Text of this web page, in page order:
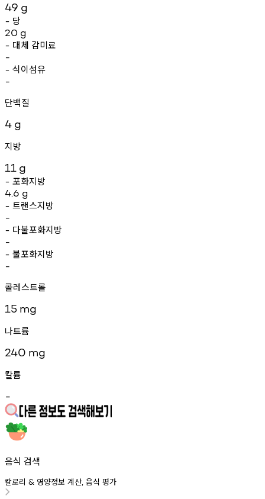
49 g
- 당
20 g
- 대체 감미료
-
- 식이섬유
-
단백질
4 g
지방
11 g
- 포화지방
4.6 g
- 트랜스지방
-
- 다불포화지방
-
- 불포화지방
-
콜레스트롤
15 mg
나트륨
240 mg
칼륨
-
음식 검색
칼로리 & 영양정보 계산, 음식 평가